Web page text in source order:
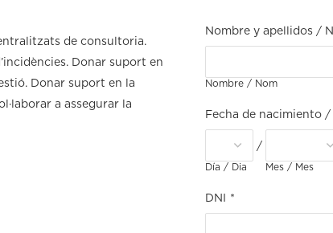
de consultoria.
Donar suport en
Donar suport en la
a assegurar la
Nombre y apellidos /
Nombre / Nom
Fecha de nacimiento
Día / Dia
/
Mes / Mes
DNI *